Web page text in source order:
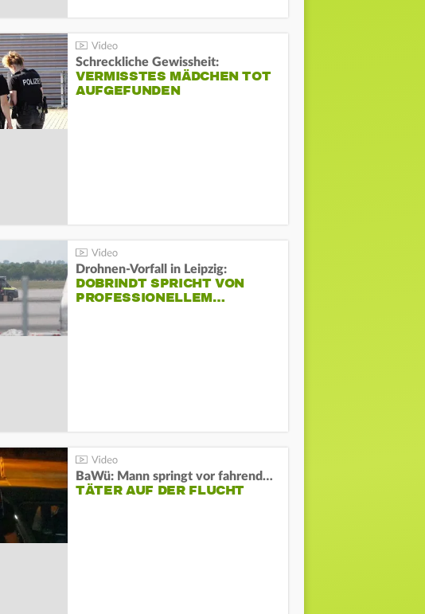
Schreckliche Gewissheit:
VERMISSTES MÄDCHEN TOT
AUFGEFUNDEN
Drohnen-Vorfall in Leipzig:
DOBRINDT SPRICHT VON
PROFESSIONELLEM…
BaWü: Mann springt vor fahrendes Auto und schießt
TÄTER AUF DER FLUCHT